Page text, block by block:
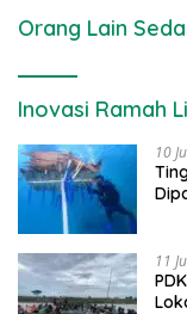
Orang Lain
Inovasi Ramah
10
11